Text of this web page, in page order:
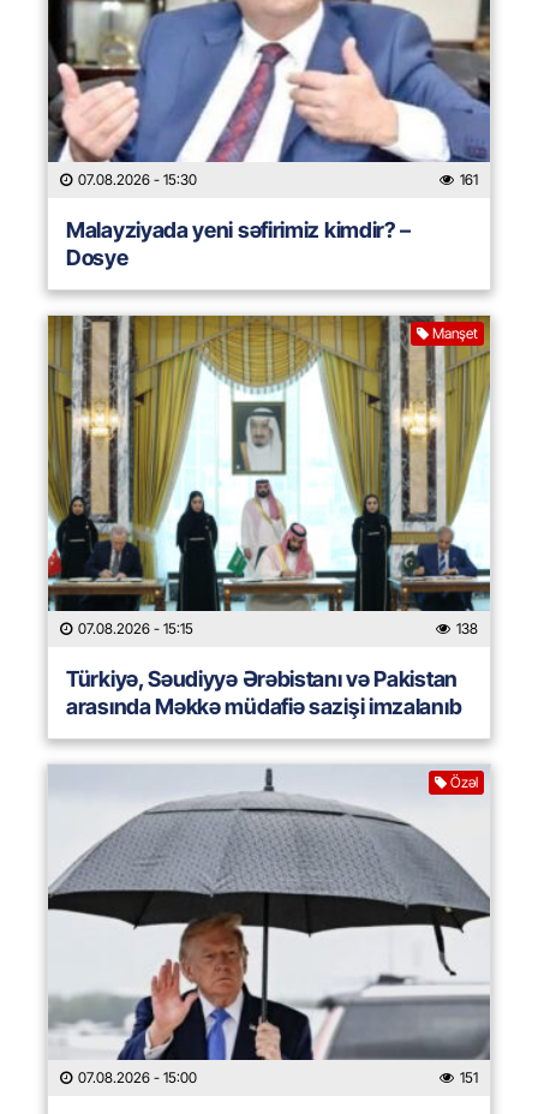
07.08.2026 - 15:30 161
Malayziyada yeni səfirimiz kimdir? –
Dosye
Manşet
07.08.2026 - 15:15 138
Türkiyə, Səudiyyə Ərəbistanı və Pakistan
arasında Məkkə müdafiə sazişi imzalanıb
Özəl
07.08.2026 - 15:00 151